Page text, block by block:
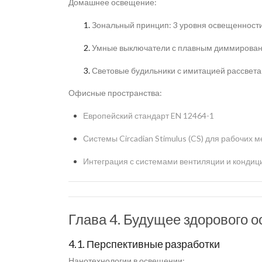
Домашнее освещение:
Зональный принцип: 3 уровня
Умные выключатели с плавным
Световые будильники с имитацией рассвета
Офисные пространства:
Европейский стандарт EN 12464-1
Системы Circadian Stimulus (CS) для рабочих
Интеграция с системами вентиляции и
Глава 4. Будущее здорового
4.1. Перспективные разработки